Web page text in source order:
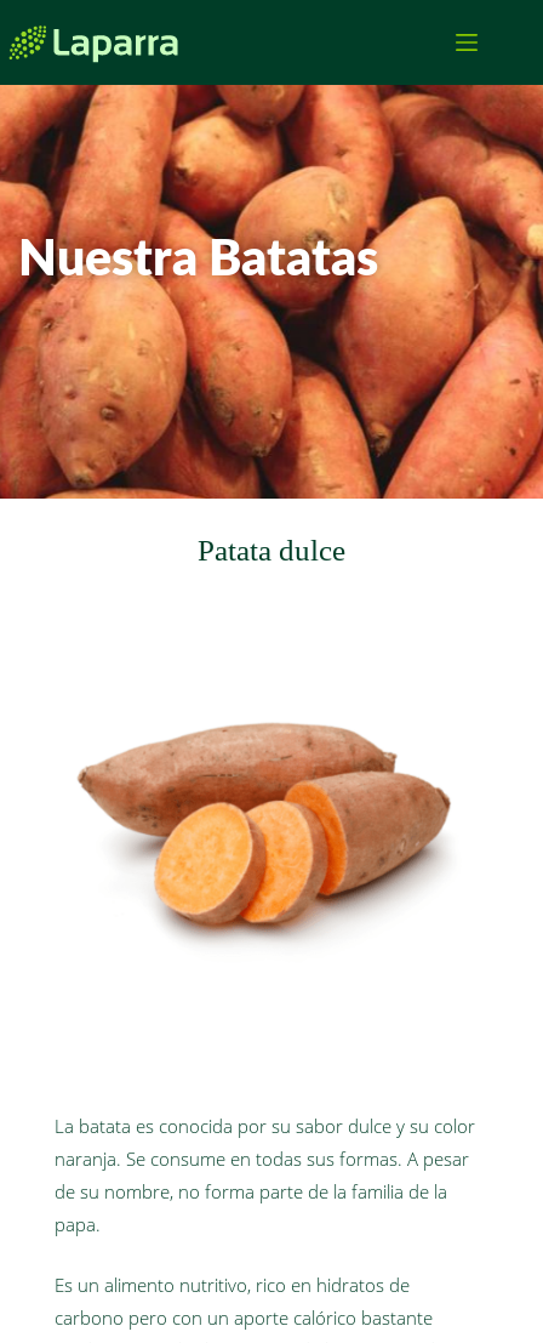
Nuestra Batatas
Patata dulce
La batata es conocida por su sabor dulce y su color
naranja. Se consume en todas sus formas. A pesar
de su nombre, no forma parte de la familia de la
papa.
Es un alimento nutritivo, rico en hidratos de
carbono pero con un aporte calórico bastante